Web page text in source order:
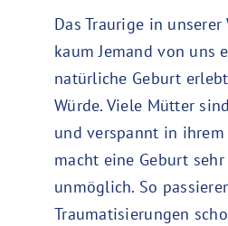
Das Traurige in unserer
kaum Jemand von uns
natürliche Geburt
Würde. Viele Mütter
und verspannt in ihrem
macht eine Geburt
unmöglich. So
Traumatisierungen